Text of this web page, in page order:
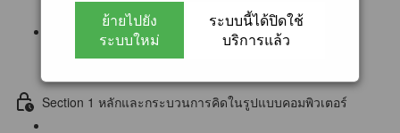
ย้ายไปยัง
ระบบใหม่
ระบบนี้ได้ปิดใช้
บริการแล้ว
อัตโนมัติได้แล้ว !! [สำคัญมาก]
ประกาศ : การเข้าใช้งาน Online Programming
Section 1 หลักและกระบวนการคิดในรูปแบบคอมพิวเตอร์